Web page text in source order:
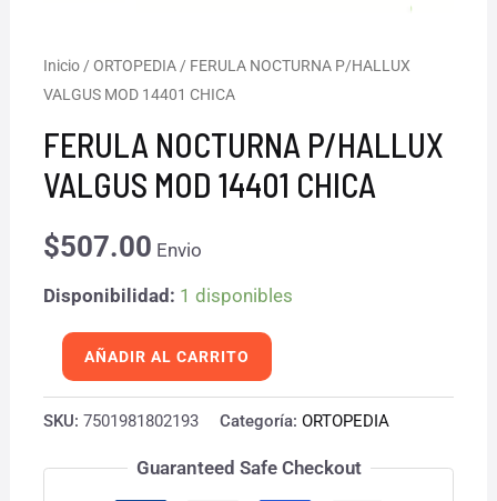
Inicio /ORTOPEDIA / FERULA NOCTURNA P/HALLUX
VALGUS MOD 14401 CHICA
FERULA NOCTURNA P/HALLUX
VALGUS MOD 14401 CHICA
$507.00 Envio
Disponibilidad: 1 disponibles
FERULA
NOCTURNA
P/HALLUX
VALGUS
MOD
14401
cantidad
AÑADIR AL CARRITO
SKU:7501981802193 Categoría:ORTOPEDIA
Guaranteed Safe Checkout